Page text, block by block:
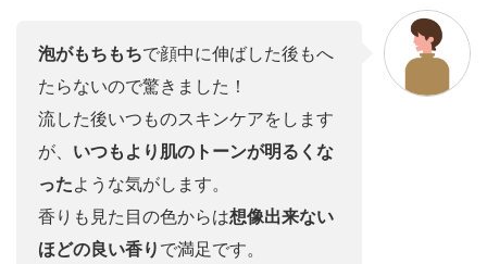
泡がもちもちで顔中に伸ばした後もへ
たらないので驚きました！
流した後いつものスキンケアをします
が、 いつもより肌のトーンが明るくな
ったような気がします。
香りも見た目の色からは想像出来ない
ほどの良い香り で満足です。